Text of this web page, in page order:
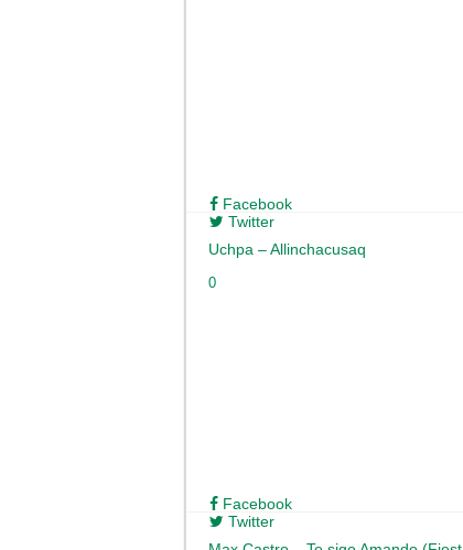
Facebook
Twitter
Uchpa – Allinchacusaq
0
Facebook
Twitter